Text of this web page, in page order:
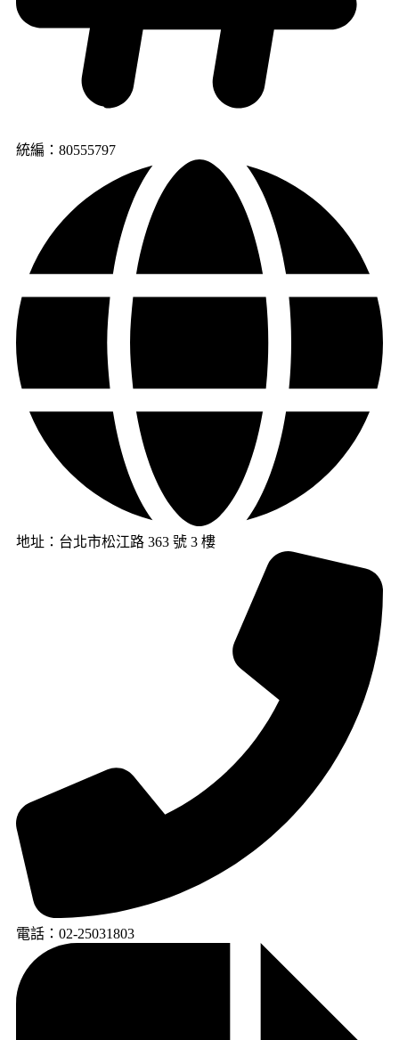
統編：80555797
地址：台北市松江路 363 號 3 樓
電話：02-25031803